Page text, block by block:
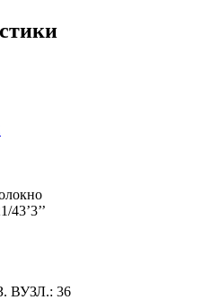
43’3’’
ВУЗЛ.: 36